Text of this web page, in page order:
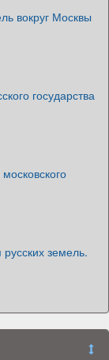
вокруг Москвы
государства
земель.